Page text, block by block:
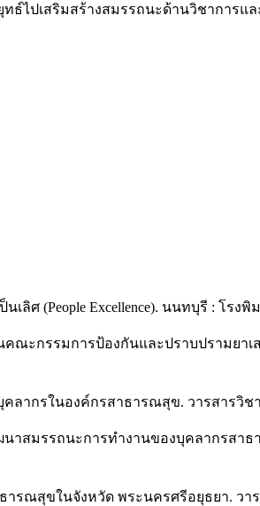
ทธ์ไปเสริมสร้างสมรรถนะด้านวิชากา
ศ (People Excellence). นนทบุรี : โรง
ะกรรมการป้องกันและปราบปรามยา
ลากรในองค์กรสาธารณสุข. วารสารวิช
สมรรถนะการทำงานของบุคลากรสา
รณสุขในจังหวัด พระนครศรีอยุธยา.